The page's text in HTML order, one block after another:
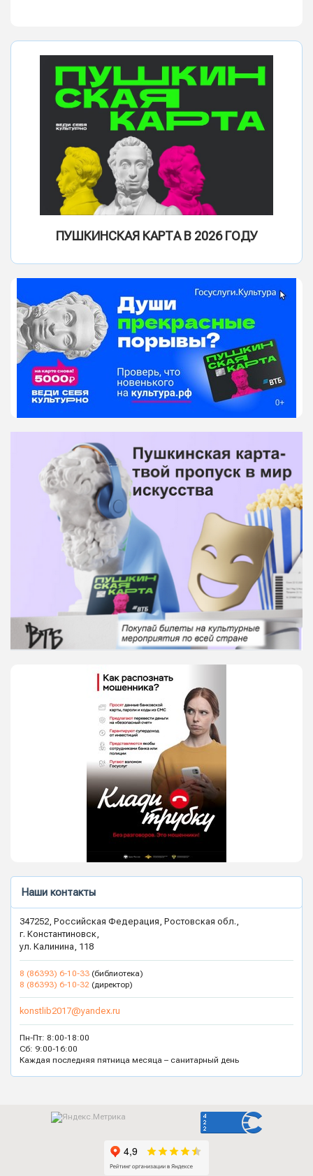
ПУШКИНСКАЯ КАРТА В 2026 ГОДУ
Наши контакты
347252, Российская Федерация, Ростовская обл.,
г. Константиновск,
ул. Калинина, 118
8 (86393) 6-10-33 (библиотека)
8 (86393) 6-10-32 (директор)
konstlib2017@yandex.ru
Пн-Пт: 8:00-18:00
Сб: 9:00-16:00
Каждая последняя пятница месяца – санитарный день